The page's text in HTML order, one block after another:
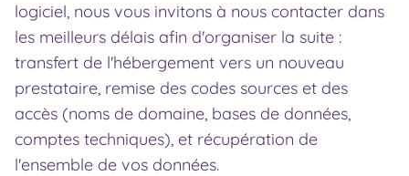
logiciel, nous vous invitons à nous contacter dans
les meilleurs délais afin d'organiser la suite :
transfert de l'hébergement vers un nouveau
prestataire, remise des codes sources et des
accès (noms de domaine, bases de données,
comptes techniques), et récupération de
l'ensemble de vos données.